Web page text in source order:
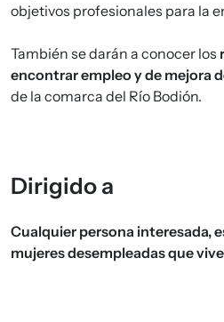
objetivos profesionales para la
También se darán a conocer los
encontrar empleo y de mejora
de la comarca del Río Bodión.
Dirigido a
Cualquier persona interesada,
mujeres desempleadas que